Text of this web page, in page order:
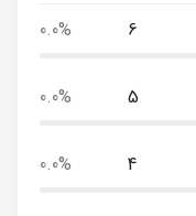
6
0.0%
5
0.0%
4
0.0%